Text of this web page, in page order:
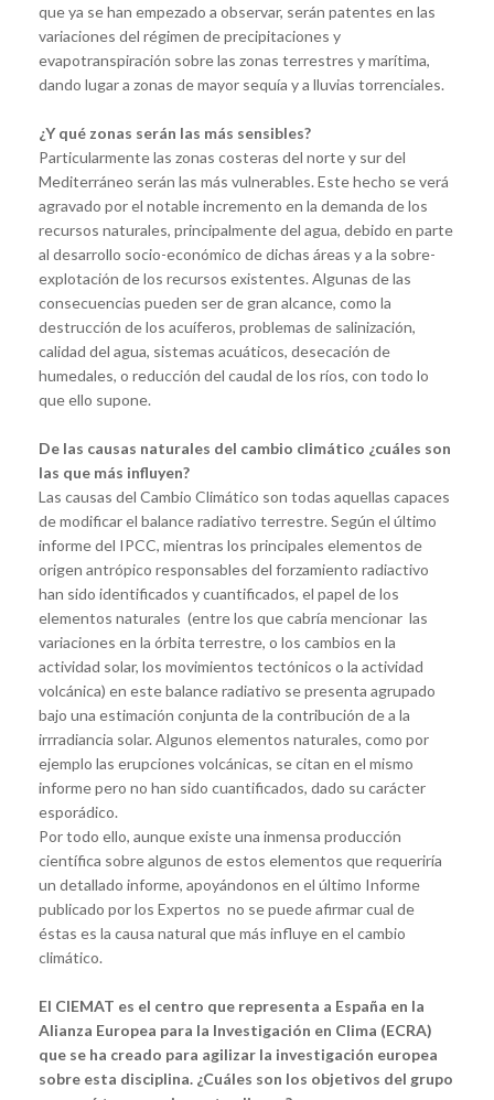
que ya se han empezado a observar, serán patentes en las
variaciones del régimen de precipitaciones y
evapotranspiración sobre las zonas terrestres y marítima,
dando lugar a zonas de mayor sequía y a lluvias torrenciales.
¿Y qué zonas serán las más sensibles?
Particularmente las zonas costeras del norte y sur del
Mediterráneo serán las más vulnerables. Este hecho se verá
agravado por el notable incremento en la demanda de los
recursos naturales, principalmente del agua, debido en parte
al desarrollo socio-económico de dichas áreas y a la sobre-
explotación de los recursos existentes. Algunas de las
consecuencias pueden ser de gran alcance, como la
destrucción de los acuíferos, problemas de salinización,
calidad del agua, sistemas acuáticos, desecación de
humedales, o reducción del caudal de los ríos, con todo lo
que ello supone.
De las causas naturales del cambio climático ¿cuáles son
las que más influyen?
Las causas del Cambio Climático son todas aquellas capaces
de modificar el balance radiativo terrestre. Según el último
informe del IPCC, mientras los principales elementos de
origen antrópico responsables del forzamiento radiactivo
han sido identificados y cuantificados, el papel de los
elementos naturales (entre los que cabría mencionar las
variaciones en la órbita terrestre, o los cambios en la
actividad solar, los movimientos tectónicos o la actividad
volcánica) en este balance radiativo se presenta agrupado
bajo una estimación conjunta de la contribución de a la
irrradiancia solar. Algunos elementos naturales, como por
ejemplo las erupciones volcánicas, se citan en el mismo
informe pero no han sido cuantificados, dado su carácter
esporádico.
Por todo ello, aunque existe una inmensa producción
científica sobre algunos de estos elementos que requeriría
un detallado informe, apoyándonos en el último Informe
publicado por los Expertos no se puede afirmar cual de
éstas es la causa natural que más influye en el cambio
climático.
El CIEMAT es el centro que representa a España en la
Alianza Europea para la Investigación en Clima (ECRA)
que se ha creado para agilizar la investigación europea
sobre esta disciplina. ¿Cuáles son los objetivos del grupo